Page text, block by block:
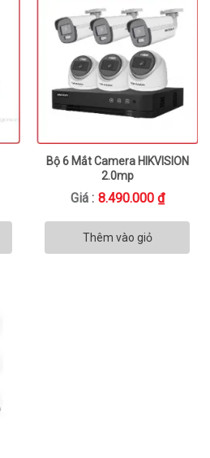
Bộ 6 Mắt Camera HIKVISION
2.0mp
Giá : 8.490.000 ₫
Thêm vào giỏ